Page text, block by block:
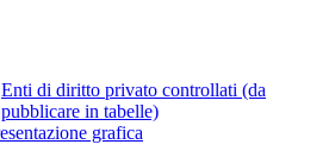
Enti di diritto privato controllati (da
pubblicare in tabelle)
grafica